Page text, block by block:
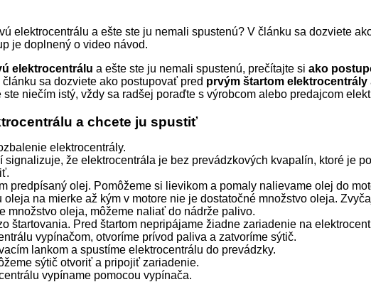
elektrocentrálu a ešte ste ju nemali spustenú? V článku sa dozviete
je doplnený o video návod.
elektrocentrálu a ešte ste ju nemali spustenú, prečítajte si ako
sa dozviete ako postupovať pred prvým štartom elektrocentrály
niečím istý, vždy sa radšej poraďte s výrobcom alebo predajcom
a chcete ju spustiť
elektrocentrály.
signalizuje, že elektrocentrála je bez prevádzkových kvapalín, ktoré je
predpísaný olej. Pomôžeme si lievikom a pomaly nalievame olej do
na mierke až kým v motore nie je dostatočné množstvo oleja.
množstvo oleja, môžeme naliať do nádrže palivo.
štartovania. Pred štartom nepripájame žiadne zariadenie na
vypínačom, otvoríme prívod paliva a zatvoríme sýtič.
lankom a spustíme elektrocentrálu do prevádzky.
sýtič otvoriť a pripojiť zariadenie.
vypíname pomocou vypínača.